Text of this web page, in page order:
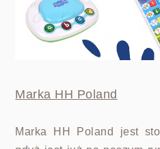
Marka HH Poland
Marka HH Poland jest